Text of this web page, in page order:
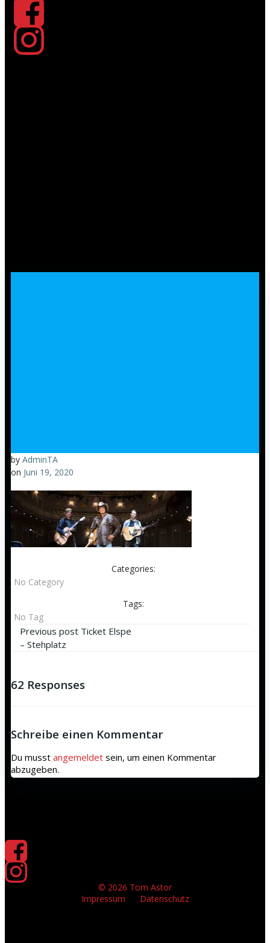
by AdminTA
on Juni 19, 2020
Categories:
No Category
Tags:
No Tag
Beitragsnavigation
Previous post Ticket Elspe
– Stehplatz
62 Responses
Schreibe einen Kommentar
Du musst angemeldet sein, um einen Kommentar
abzugeben.
© 2026 Tom Astor
Impressum
Datenschutz